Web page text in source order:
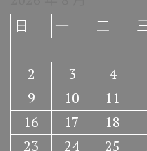
日
一 二
2
3 4
9
10 11
16
17 18
23
24 25